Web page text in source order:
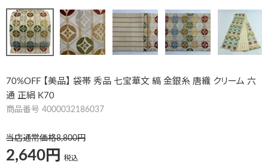
70%OFF 【美品】 袋帯 秀品 七宝華文 縞 金銀糸 唐織 クリーム 六
通 正絹 K70
商品番号 4000032186037
当店通常価格8,800
2,640 税込